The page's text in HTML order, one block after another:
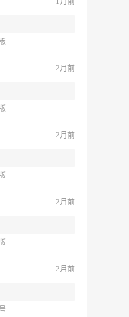
2月前
2月前
2月前
2月前